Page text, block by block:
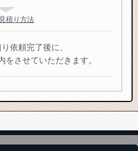
積り方法
依頼完了後に、
をさせていただきます。